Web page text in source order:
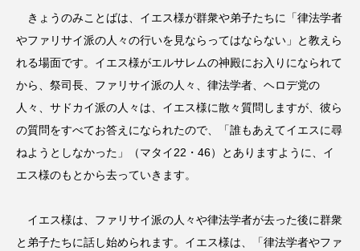
きょうのみことばは、イエス様が群衆や弟子たちに「律法学者
やファリサイ派の人々の行いを見ならってはならない」と教えら
れる場面です。イエス様がエルサレムの神殿にお入りになられて
から、祭司長、ファリサイ派の人々、律法学者、ヘロデ党の
人々、サドカイ派の人々は、イエス様に散々質問しますが、彼ら
の質問をすべてお答えになられたので、「誰もあえてイエスに尋
ねようとしなかった」（マタイ22・46）とありますように、イ
エス様のもとから去っていきます。
イエス様は、ファリサイ派の人々や律法学者が去った後に群衆
と弟子たちに話し始められます。イエス様は、「律法学者やファ